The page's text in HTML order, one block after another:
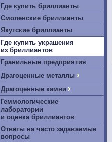
Где купить бриллианты
Смоленские бриллианты
Якутские бриллианты
Где купить украшения
из бриллиантов
Гранильные предприятия
Драгоценные металлы ›
Драгоценные камни ›
Геммологические
лаборатории
и оценка бриллиантов
Ответы на часто задаваемые
вопросы